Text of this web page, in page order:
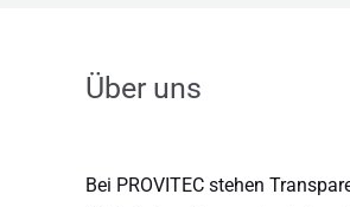
Über uns
Bei PROVITEC stehen